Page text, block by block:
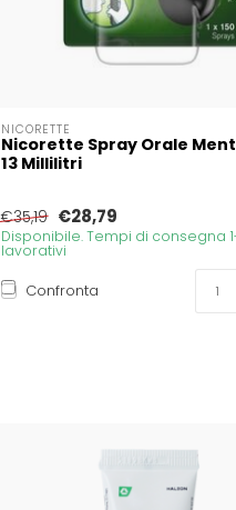
NICORETTE
Nicorette Spray Orale
13 Millilitri
€35,19 €28,79
Disponibile. Tempi di consegna
lavorativi
Confronta